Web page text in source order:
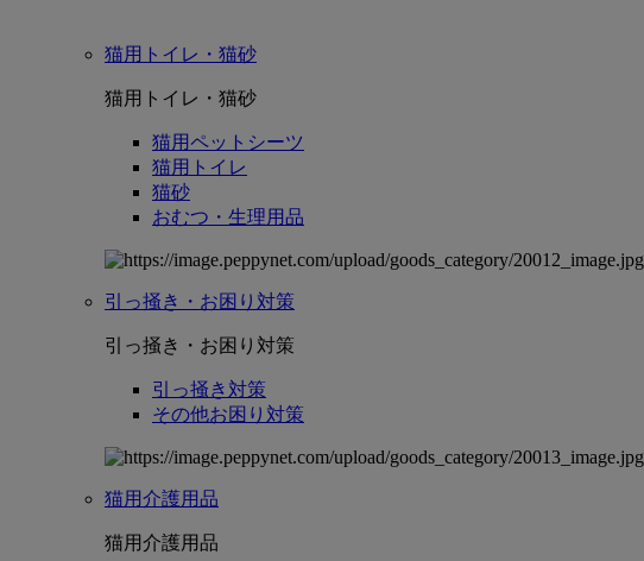
猫用トイレ・猫砂
猫用トイレ・猫砂
猫用ペットシーツ
猫用トイレ
猫砂
おむつ・生理用品
引っ掻き・お困り対策
引っ掻き・お困り対策
引っ掻き対策
その他お困り対策
猫用介護用品
猫用介護用品